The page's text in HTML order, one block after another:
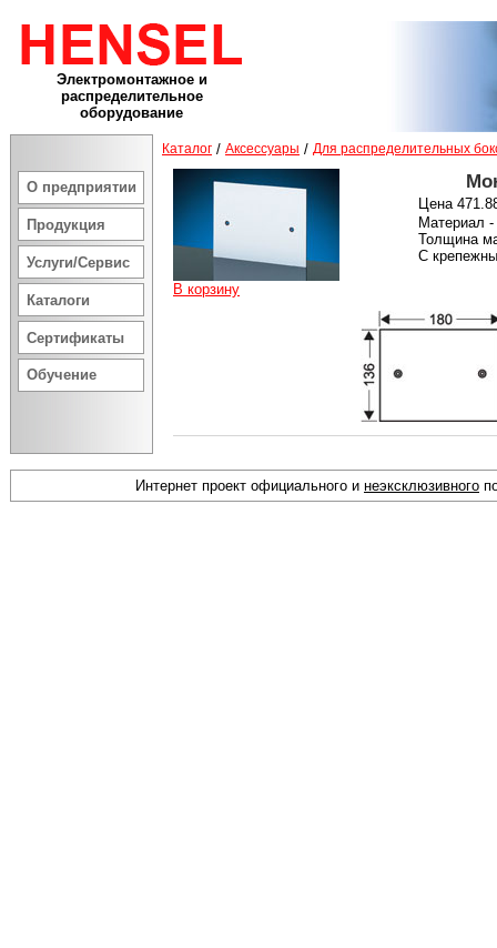
Электромонтажное и
распределительное
оборудование
О предприятии
Продукция
Услуги/Сервис
Каталоги
Сертификаты
Обучение
Каталог / Аксессуары / Для распределительных
В корзину
Цена
Материал -
Толщина
С
Интернет проект официального и неэксклюзивного